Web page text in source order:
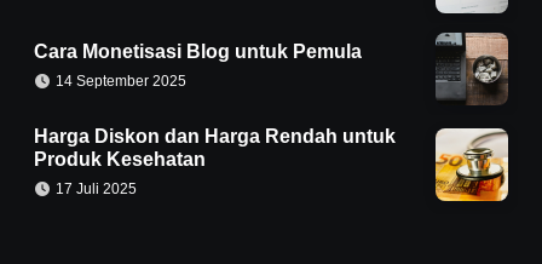
Cara Monetisasi Blog untuk Pemula
14 September 2025
Harga Diskon dan Harga Rendah untuk
Produk Kesehatan
17 Juli 2025